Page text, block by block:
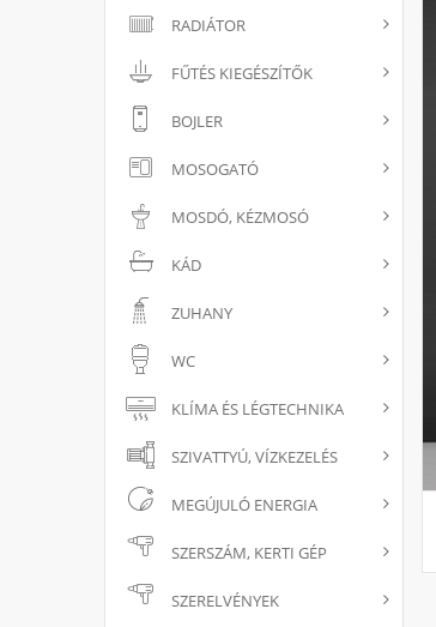
RADIÁTOR
FŰTÉS KIEGÉSZÍTŐK
BOJLER
MOSOGATÓ
MOSDÓ, KÉZMOSÓ
KÁD
ZUHANY
WC
KLÍMA ÉS LÉGTECHNIKA
SZIVATTYÚ, VÍZKEZELÉS
MEGÚJULÓ ENERGIA
SZERSZÁM, KERTI GÉP
SZERELVÉNYEK